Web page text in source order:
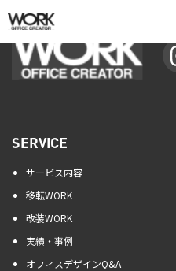
SERVICE
サービス内容
移転WORK
改装WORK
実績・事例
オフィスデザインQ&A